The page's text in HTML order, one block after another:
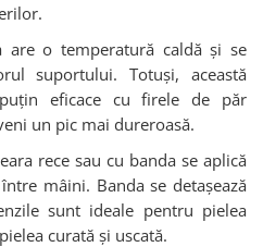
are o temperatură caldă și se
suportului. Totuși, această
eficace cu firele de păr
un pic mai dureroasă.
rece sau cu banda se aplică
mâini. Banda se detașează
sunt ideale pentru pielea
curată și uscată.